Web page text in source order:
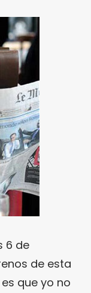
6 de
de esta
que yo no